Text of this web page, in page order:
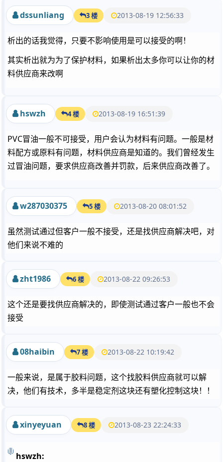
dssunliang 3 楼 2013-08-19 12:56:33
析出的话我觉得，只要不影响使用是可以接受的啊！
其实析出就为为了保护材料，如果析出太多你可以让你的材
料供应商来改啊
hswzh 4 楼 2013-08-19 16:51:39
PVC冒油一般不可接受，用户会认为材料有问题。一般是材
料配方或原料有问题，材料供应商是知道的。我们曾经发生
过冒油问题，要求供应商改善并罚款，后来供应商改善了。
w287030375 5 楼 2013-08-20 08:01:52
虽然测试通过但客户一般不接受，还是找供应商解决吧，对
他们来说不难的
zht1986 6 楼 2013-08-22 09:26:53
这个还是要找供应商解决的，即使测试通过客户一般也不会
接受
08haibin 7 楼 2013-08-22 10:19:42
一般来说，是属于胶料问题，这个找胶料供应商就可以解
决，他们有技术，多半是稳定剂这块还有塑化控制这块！！
xinyeyuan 8 楼 2013-08-23 22:24:33
hswzh: